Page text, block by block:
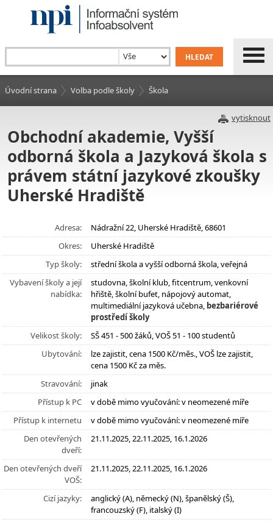
Úvodní strana Volba podle školy Škola
vytisknout
Obchodní akademie, Vyšší
odborná škola a Jazyková škola s
právem státní jazykové zkoušky
Uherské Hradiště
Adresa:
Nádražní 22, Uherské Hradiště, 68601
Okres:
Uherské Hradiště
Typ školy:
střední škola a vyšší odborná škola, veřejná
Vybavení školy a její
nabídka:
studovna, školní klub, fitcentrum, venkovní
hřiště, školní bufet, nápojový automat,
multimediální jazyková učebna, bezbariérové
prostředí školy
Velikost školy:
SŠ 451 - 500 žáků, VOŠ 51 - 100 studentů
Ubytování:
lze zajistit, cena 1500 Kč/měs., VOŠ lze zajistit,
cena 1500 Kč za měs.
Stravování:
jinak
Přístup k PC
v době mimo vyučování: v neomezené míře
Přístup k internetu
v době mimo vyučování: v neomezené míře
Den otevřených
dveří:
21.11.2025, 22.11.2025, 16.1.2026
Den otevřených dveří
VOŠ:
21.11.2025, 22.11.2025, 16.1.2026
Cizí jazyky:
anglický (A), německý (N), španělský (Š),
francouzský (F), italský (I)